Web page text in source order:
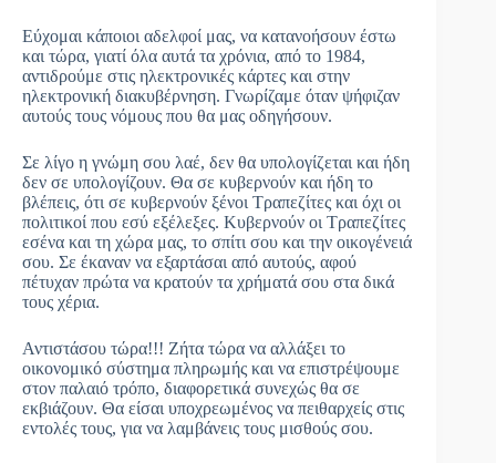
Εύχομαι κάποιοι αδελφοί μας, να κατανοήσουν έστω
και τώρα, γιατί όλα αυτά τα χρόνια, από το 1984,
αντιδρούμε στις ηλεκτρονικές κάρτες και στην
ηλεκτρονική διακυβέρνηση. Γνωρίζαμε όταν ψήφιζαν
αυτούς τους νόμους που θα μας οδηγήσουν.
Σε λίγο η γνώμη σου λαέ, δεν θα υπολογίζεται και ήδη
δεν σε υπολογίζουν. Θα σε κυβερνούν και ήδη το
βλέπεις, ότι σε κυβερνούν ξένοι Τραπεζίτες και όχι οι
πολιτικοί που εσύ εξέλεξες. Κυβερνούν οι Τραπεζίτες
εσένα και τη χώρα μας, το σπίτι σου και την οικογένειά
σου. Σε έκαναν να εξαρτάσαι από αυτούς, αφού
πέτυχαν πρώτα να κρατούν τα χρήματά σου στα δικά
τους χέρια.
Αντιστάσου τώρα!!! Ζήτα τώρα να αλλάξει το
οικονομικό σύστημα πληρωμής και να επιστρέψουμε
στον παλαιό τρόπο, διαφορετικά συνεχώς θα σε
εκβιάζουν. Θα είσαι υποχρεωμένος να πειθαρχείς στις
εντολές τους, για να λαμβάνεις τους μισθούς σου.